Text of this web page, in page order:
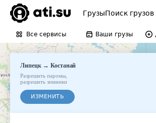
ГрузыПоиск грузов
Все сервисы Ваши грузы
Липецк→Костанай
Разрешить паромы
разрешить зимники
ИЗМЕНИТЬ